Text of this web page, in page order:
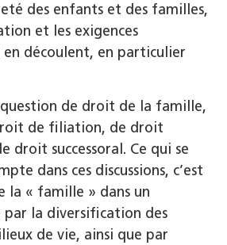
des enfants et des familles,
et les exigences
découlent, en particulier
question de droit de la famille,
de filiation, de droit
droit successoral. Ce qui se
dans ces discussions, c’est
la « famille » dans un
la diversification des
de vie, ainsi que par